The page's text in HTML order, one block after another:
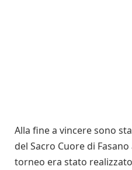
Alla fine a vincere sono
del Sacro Cuore di
torneo era stato